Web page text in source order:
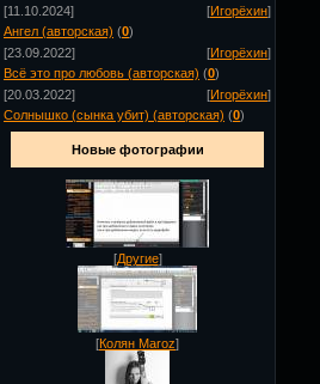
[11.10.2024]
[Игорёхин]
Ангел (авторская) (0)
[23.09.2022]
[Игорёхин]
Всё это про любовь (авторская) (0)
[20.03.2022]
[Игорёхин]
Солнышко (сынка убит) (авторская) (0)
Новые фотографии
[Другие]
[Колян Maroz]